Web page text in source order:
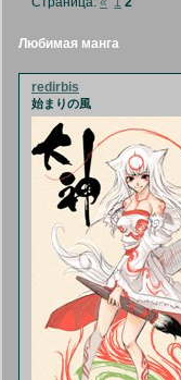
Любимая манга
redirbis
始まりの風